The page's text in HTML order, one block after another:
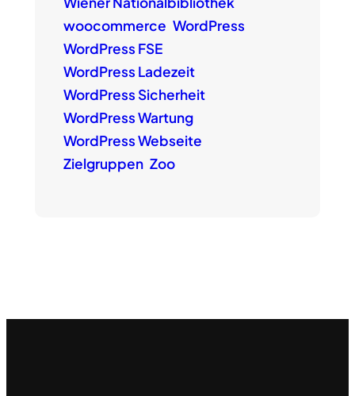
woocommerce WordPress
WordPress FSE
WordPress Ladezeit
WordPress Sicherheit
WordPress Wartung
WordPress Webseite
Zielgruppen Zoo